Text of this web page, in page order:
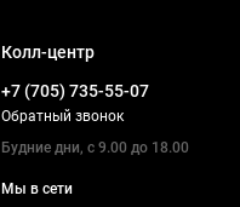
Колл-центр
+7 (705) 735-55-07
Обратный звонок
Будние дни, с 9.00 до 18.00
Мы в сети